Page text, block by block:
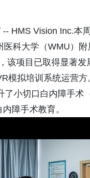
HMS Vision Inc.本
科大学（WMU）
该项目已取得显著
模拟培训系统运营
了小切口白内障手
障手术教育。